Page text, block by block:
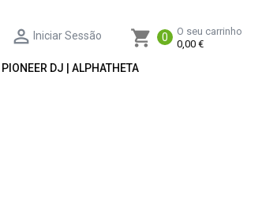
shopping_cart 0
O seu carrinho
0,00 €
 Iniciar Sessão
PIONEER DJ | ALPHATHETA